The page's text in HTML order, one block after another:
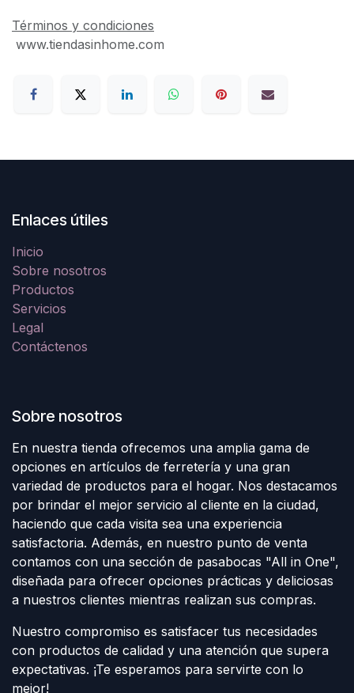
Términos y condiciones
www.tiendasinhome.com
Enlaces útiles
Inicio
Sobre nosotros
Productos
Servicios
Legal
Contáctenos
Sobre nosotros
En nuestra tienda ofrecemos una amplia gama de
opciones en artículos de ferretería y una gran
variedad de productos para el hogar. Nos destacamos
por brindar el mejor servicio al cliente en la ciudad,
haciendo que cada visita sea una experiencia
satisfactoria. Además, en nuestro punto de venta
contamos con una sección de pasabocas "All in One",
diseñada para ofrecer opciones prácticas y deliciosas
a nuestros clientes mientras realizan sus compras.
Nuestro compromiso es satisfacer tus necesidades
con productos de calidad y una atención que supera
expectativas. ¡Te esperamos para servirte con lo
mejor!